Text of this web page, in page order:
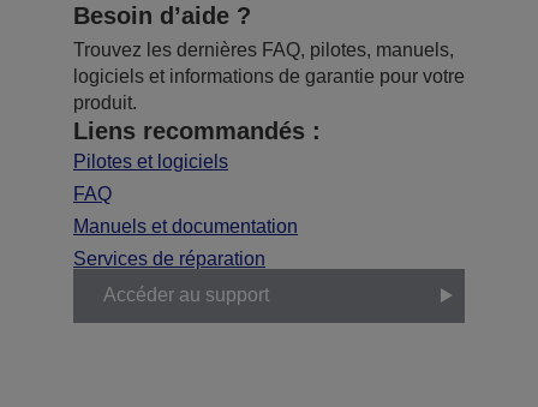
Besoin d’aide ?
Trouvez les dernières FAQ, pilotes, manuels,
logiciels et informations de garantie pour votre
produit.
Liens recommandés :
Pilotes et logiciels
FAQ
Manuels et documentation
Services de réparation
Accéder au support